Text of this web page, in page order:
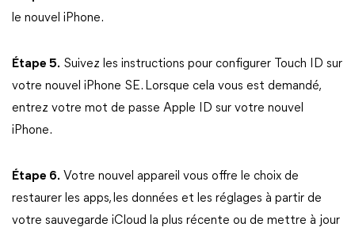
le nouvel iPhone.
Étape 5. Suivez les instructions pour configurer Touch ID sur
votre nouvel iPhone SE. Lorsque cela vous est demandé,
entrez votre mot de passe Apple ID sur votre nouvel
iPhone.
Étape 6. Votre nouvel appareil vous offre le choix de
restaurer les apps, les données et les réglages à partir de
votre sauvegarde iCloud la plus récente ou de mettre à jour